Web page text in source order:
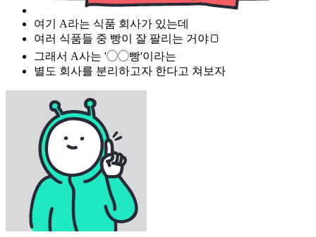
여기 A라는 식품 회사가 있는데
여러 식품들 중 빵이 잘 팔리는 거야🍞
그래서 A사는 '◯◯빵'이라는
별도 회사를 분리하고자 한다고 쳐보자